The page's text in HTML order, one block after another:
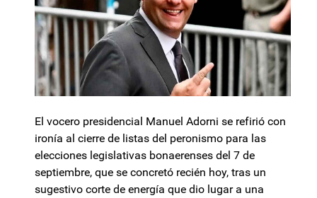
El vocero presidencial Manuel Adorni se refirió con
ironía al cierre de listas del peronismo para las
elecciones legislativas bonaerenses del 7 de
septiembre, que se concretó recién hoy, tras un
sugestivo corte de energía que dio lugar a una